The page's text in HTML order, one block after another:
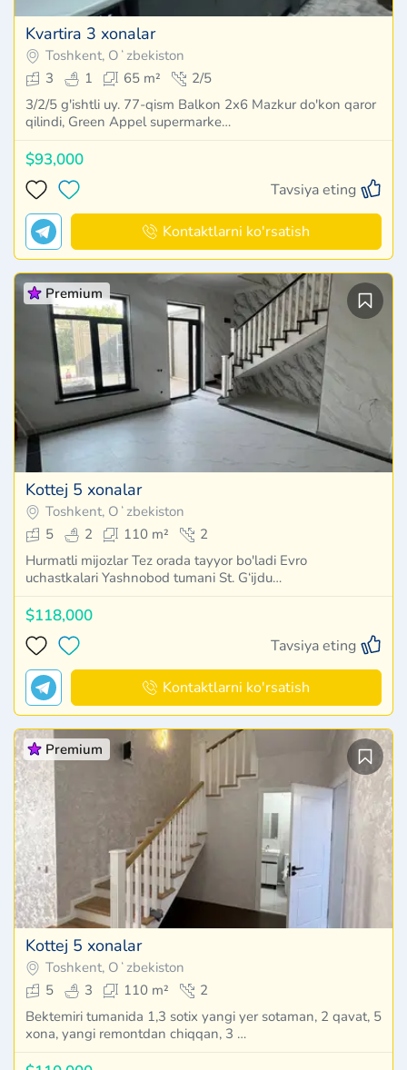
Kvartira 3 xonalar
Toshkent, Oʻzbekiston
3
1 65 m²
2/5
3/2/5 g'ishtli uy. 77-qism Balkon 2x6 Mazkur do'kon qaror
qilindi, Green Appel supermarke…
$93,000
Tavsiya eting
Kontaktlarni ko'rsatish
Premium
Kottej 5 xonalar
Toshkent, Oʻzbekiston
5
2 110 m²
2
Hurmatli mijozlar Tez orada tayyor bo'ladi Evro
uchastkalari Yashnobod tumani St. G‘ijdu…
$118,000
Tavsiya eting
Kontaktlarni ko'rsatish
Premium
Kottej 5 xonalar
Toshkent, Oʻzbekiston
5
3 110 m²
2
Bektemiri tumanida 1,3 sotix yangi yer sotaman, 2 qavat, 5
xona, yangi remontdan chiqqan, 3 …